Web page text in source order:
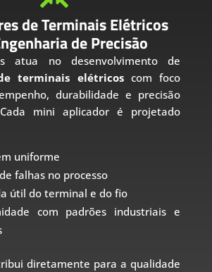
de Terminais Elétricos
de Precisão
atua no desenvolvimento de
terminais elétricoscom foco
durabilidade e precisão
mini aplicador é projetado
uniforme
falhas no processo
útil do terminal e do fio
com padrões industriais e
diretamente para a qualidade